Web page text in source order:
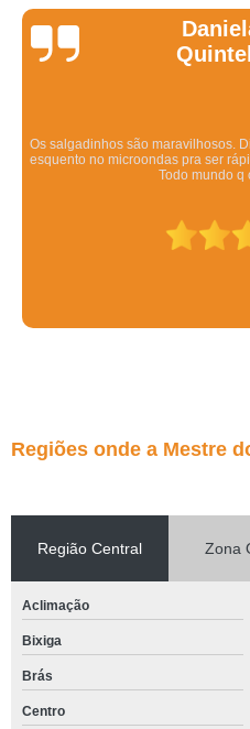
Os salgadinhos são maravilhosos.
esquento no microondas pra ser
Todo mundo q
Regiões onde a Mestre
Região Central Zona
Aclimação
Bixiga
Brás
Centro